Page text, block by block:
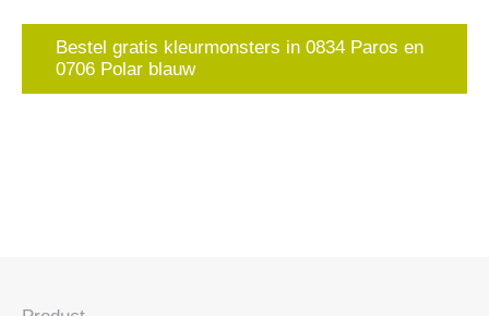
Bestel gratis kleurmonsters in 0834 Paros en
0706 Polar blauw